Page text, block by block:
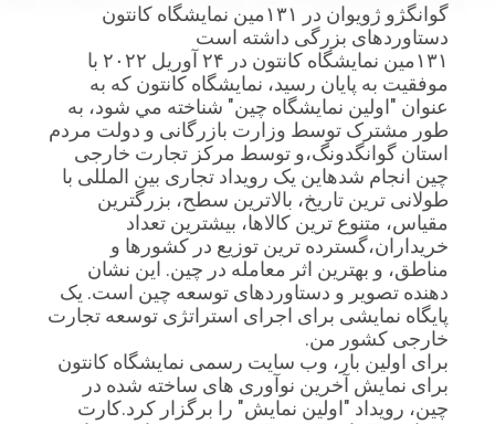
تماس
بگیرید
اخبار
موارد
نقشه
سایت
گوانگژو ژويوان در ۱۳۱مین نمایشگاه کانتون
دستاوردهای بزرگی داشته است
۱۳۱مین نمایشگاه کانتون در ۲۴ آوریل ۲۰۲۲ با
موفقیت به پایان رسید، نمایشگاه کانتون که به
عنوان "اولين نمایشگاه چين" شناخته مي شود، به
طور مشترک توسط وزارت بازرگانی و دولت مردم
استان گوانگدونگ،و توسط مرکز تجارت خارجی
چین انجام شدهاین یک رویداد تجاری بین المللی با
طولانی ترین تاریخ، بالاترین سطح، بزرگترین
مقیاس، متنوع ترین کالاها، بیشترین تعداد
خریداران،گسترده ترین توزیع در کشورها و
مناطق، و بهترین اثر معامله در چین. این نشان
دهنده تصویر و دستاوردهای توسعه چین است. یک
پایگاه نمایشی برای اجرای استراتژی توسعه تجارت
خارجی کشور من.
برای اولین بار، وب سایت رسمی نمایشگاه کانتون
برای نمایش آخرین نوآوری های ساخته شده در
چین، رویداد "اولین نمایش" را برگزار کرد.کارت